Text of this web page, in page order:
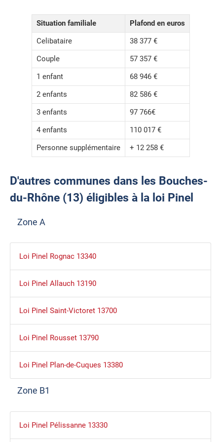
Situation familiale
Plafond en euros
Celibataire
38 377 €
Couple
57 357 €
1 enfant
68 946 €
2 enfants
82 586 €
3 enfants
97 766€
4 enfants
110 017 €
Personne supplémentaire
+ 12 258 €
D'autres communes dans les Bouches-
du-Rhône (13) éligibles à la loi Pinel
Zone A
Loi Pinel Rognac 13340
Loi Pinel Allauch 13190
Loi Pinel Saint-Victoret 13700
Loi Pinel Rousset 13790
Loi Pinel Plan-de-Cuques 13380
Zone B1
Loi Pinel Pélissanne 13330